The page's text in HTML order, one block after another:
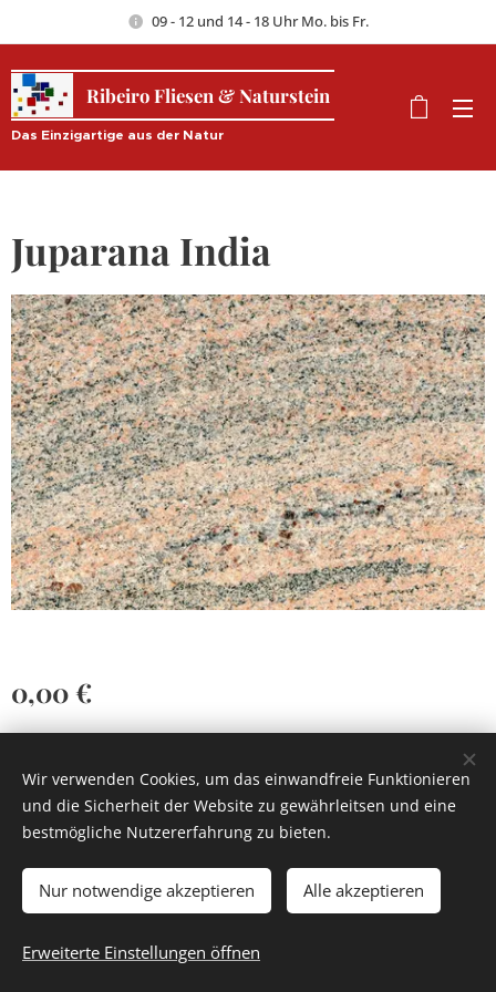
09 - 12 und 14 - 18 Uhr Mo. bis Fr.
Ribeiro Fliesen & Naturstein
Das Einzigartige aus der Natur
Juparana India
0,00€
Zum Warenkorb hinzufügen
Cookies
Wir verwenden Cookies, um das einwandfreie Funktionieren
und die Sicherheit der Website zu gewährleitsen und eine
bestmögliche Nutzererfahrung zu bieten.
Nur notwendige akzeptieren Alle akzeptieren
Erweiterte Einstellungen öffnen